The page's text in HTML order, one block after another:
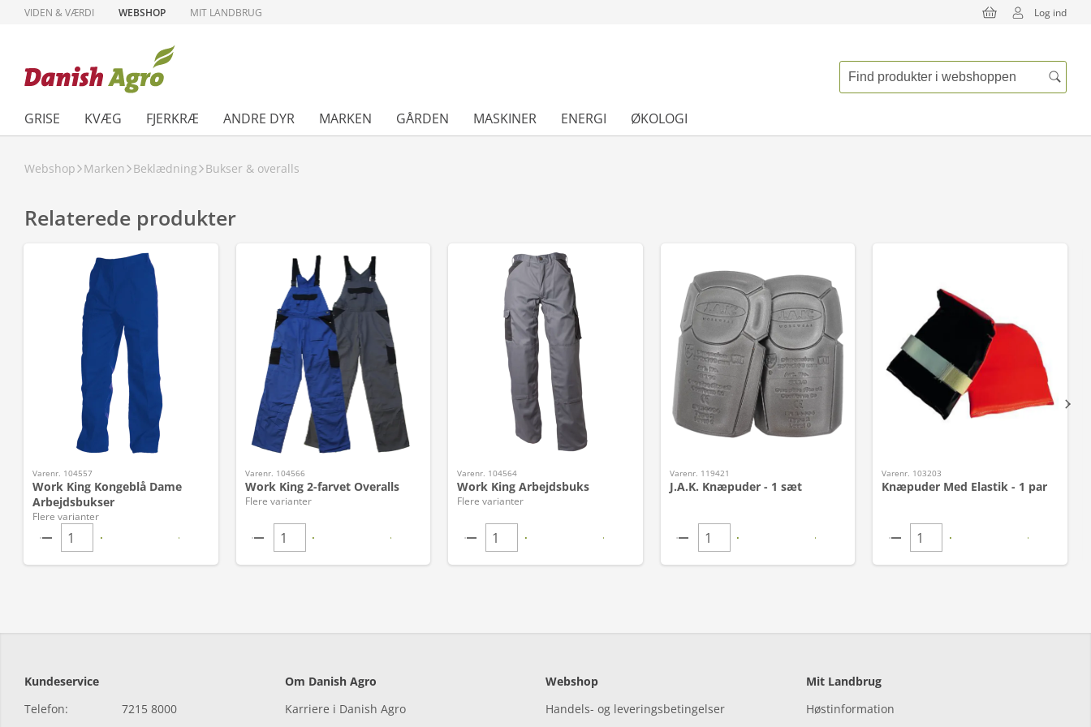
VIDEN & VÆRDI WEBSHOP MIT LANDBRUG Log ind
GRISE KVÆG FJERKRÆ ANDRE DYR MARKEN GÅRDEN MASKINER ENERGI ØKOLOGI
Webshop Marken Beklædning Bukser & overalls
Relaterede produkter
Varenr. 104557
Work King Kongeblå Dame
Arbejdsbukser
Flere varianter
Varenr. 104566
Work King 2-farvet Overalls
Flere varianter
Varenr. 104564
Work King Arbejdsbuks
Flere varianter
Varenr. 119421
J.A.K. Knæpuder - 1 sæt
Varenr. 103203
Knæpuder Med Elastik - 1 par
Kundeservice
Telefon:
7215 8000
Om Danish Agro
Karriere i Danish Agro
Webshop
Handels- og leveringsbetingelser
Mit Landbrug
Høstinformation